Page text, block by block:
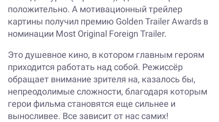
положительно. А мотивационный трейлер
картины получил премию Golden Trailer Awards в
номинации Most Original Foreign Trailer.
Это душевное кино, в котором главным героям
приходится работать над собой. Режиссёр
обращает внимание зрителя на, казалось бы,
непреодолимые сложности, благодаря которым
герои фильма становятся еще сильнее и
выносливее. Все зависит от нас самих!